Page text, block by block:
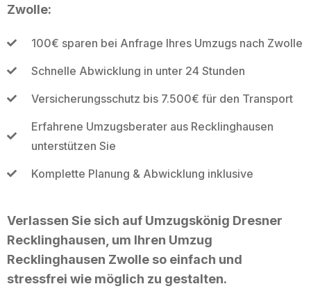
Zwolle:
100€ sparen bei Anfrage Ihres Umzugs nach Zwolle
Schnelle Abwicklung in unter 24 Stunden
Versicherungsschutz bis 7.500€ für den Transport
Erfahrene Umzugsberater aus Recklinghausen
unterstützen Sie
Komplette Planung & Abwicklung inklusive
Verlassen Sie sich auf Umzugskönig Dresner
Recklinghausen, um Ihren Umzug
Recklinghausen Zwolle so einfach und
stressfrei wie möglich zu gestalten.